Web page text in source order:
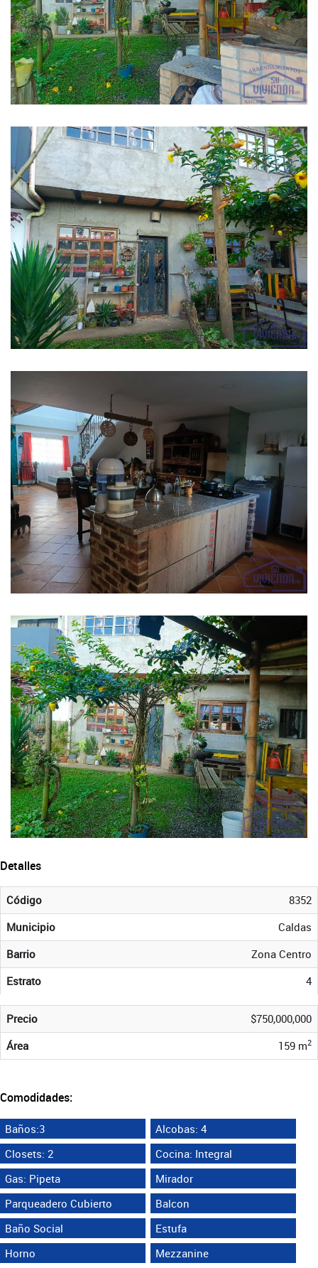
Detalles
Código
8352
Municipio
Caldas
Barrio
Zona Centro
Estrato
4
Precio
$750,000,000
Área
159 m2
Comodidades:
Baños:3
Alcobas: 4
Closets: 2
Cocina: Integral
Gas: Pipeta
Mirador
Parqueadero Cubierto
Balcon
Baño Social
Estufa
Horno
Mezzanine